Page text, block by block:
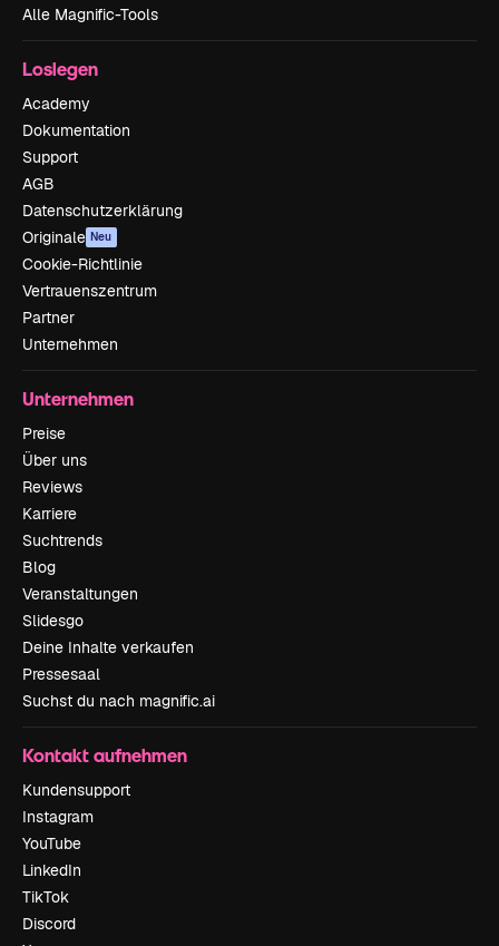
Alle Magnific-Tools
Loslegen
Academy
Dokumentation
Support
AGB
Datenschutzerklärung
Originale Neu
Cookie-Richtlinie
Vertrauenszentrum
Partner
Unternehmen
Unternehmen
Preise
Über uns
Reviews
Karriere
Suchtrends
Blog
Veranstaltungen
Slidesgo
Deine Inhalte verkaufen
Pressesaal
Suchst du nach magnific.ai
Kontakt aufnehmen
Kundensupport
Instagram
YouTube
LinkedIn
TikTok
Discord